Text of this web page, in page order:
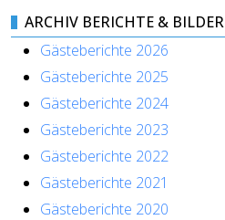
ARCHIV BERICHTE & BILDER
Gästeberichte 2026
Gästeberichte 2025
Gästeberichte 2024
Gästeberichte 2023
Gästeberichte 2022
Gästeberichte 2021
Gästeberichte 2020